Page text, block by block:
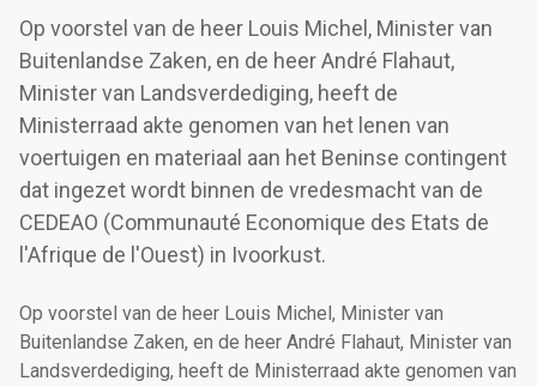
Op voorstel van de heer Louis Michel, Minister van
Buitenlandse Zaken, en de heer André Flahaut,
Minister van Landsverdediging, heeft de
Ministerraad akte genomen van het lenen van
voertuigen en materiaal aan het Beninse contingent
dat ingezet wordt binnen de vredesmacht van de
CEDEAO (Communauté Economique des Etats de
l'Afrique de l'Ouest) in Ivoorkust.
Op voorstel van de heer Louis Michel, Minister van
Buitenlandse Zaken, en de heer André Flahaut, Minister van
Landsverdediging, heeft de Ministerraad akte genomen van